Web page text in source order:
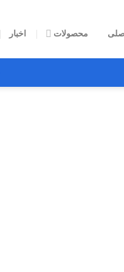
محصولات اخبار